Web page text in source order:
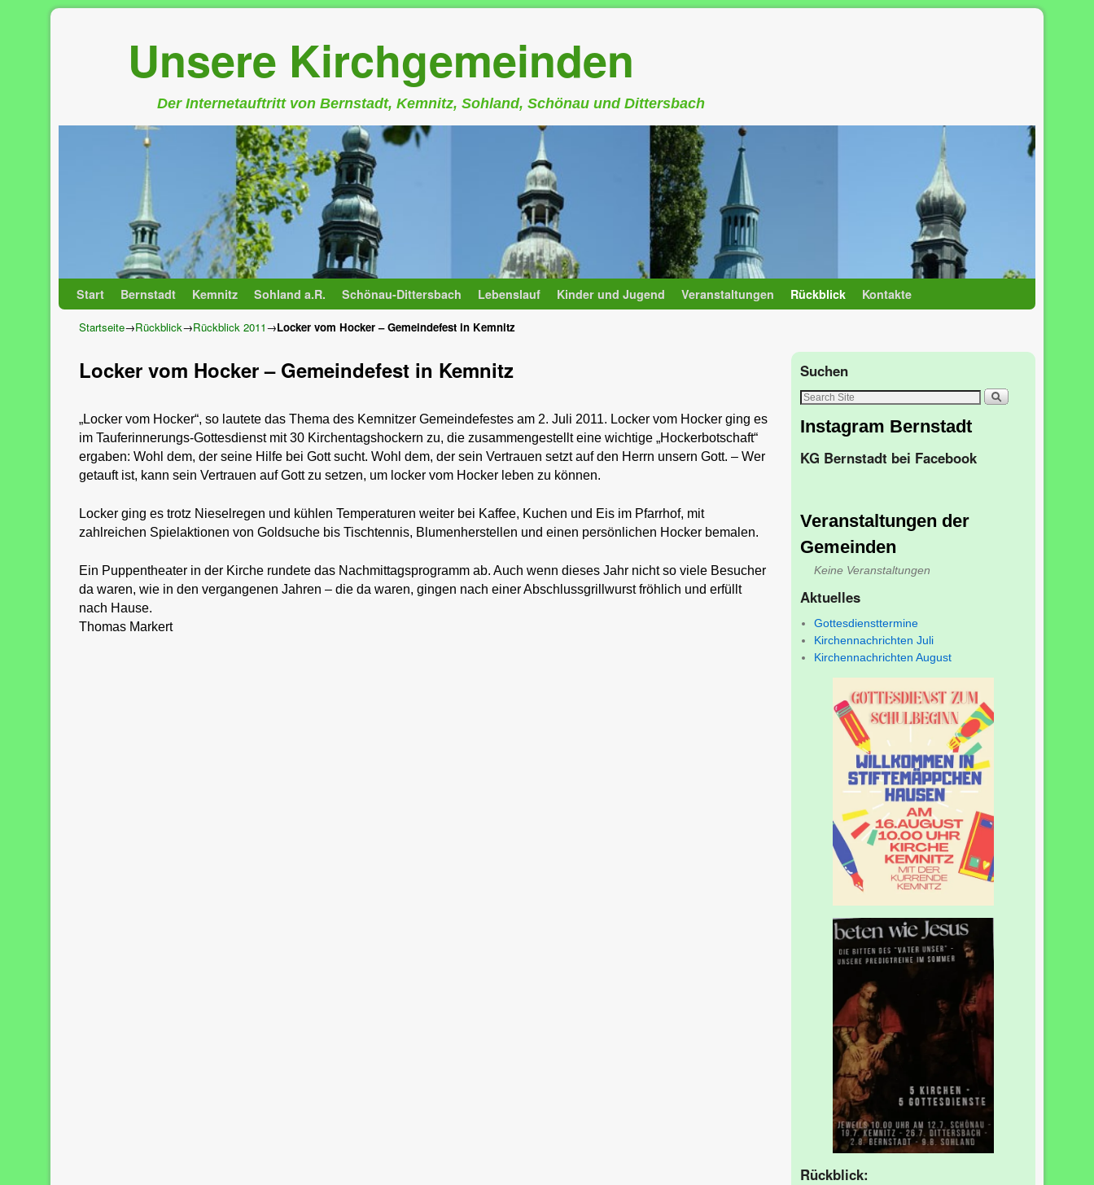
Unsere Kirchgemeinden
Der Internetauftritt von Bernstadt, Kemnitz, Sohland, Schönau und Dittersbach
Start Bernstadt Kemnitz Sohland a.R. Schönau-Dittersbach Lebenslauf Kinder und Jugend Veranstaltungen Rückblick Kontakte
Startseite→Rückblick→Rückblick 2011→Locker vom Hocker – Gemeindefest in Kemnitz
Locker vom Hocker – Gemeindefest in Kemnitz
„Locker vom Hocker“, so lautete das Thema des Kemnitzer Gemeindefestes am 2. Juli 2011. Locker vom Hocker ging es
im Tauferinnerungs-Gottesdienst mit 30 Kirchentagshockern zu, die zusammengestellt eine wichtige „Hockerbotschaft“
ergaben: Wohl dem, der seine Hilfe bei Gott sucht. Wohl dem, der sein Vertrauen setzt auf den Herrn unsern Gott. – Wer
getauft ist, kann sein Vertrauen auf Gott zu setzen, um locker vom Hocker leben zu können.
Locker ging es trotz Nieselregen und kühlen Temperaturen weiter bei Kaffee, Kuchen und Eis im Pfarrhof, mit
zahlreichen Spielaktionen von Goldsuche bis Tischtennis, Blumenherstellen und einen persönlichen Hocker bemalen.
Ein Puppentheater in der Kirche rundete das Nachmittagsprogramm ab. Auch wenn dieses Jahr nicht so viele Besucher
da waren, wie in den vergangenen Jahren – die da waren, gingen nach einer Abschlussgrillwurst fröhlich und erfüllt
nach Hause.
Thomas Markert
Suchen
Instagram Bernstadt
KG Bernstadt bei Facebook
Veranstaltungen der
Gemeinden
Keine Veranstaltungen
Aktuelles
Gottesdiensttermine
Kirchennachrichten Juli
Kirchennachrichten August
Rückblick: